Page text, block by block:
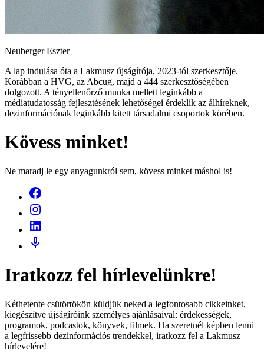
Neuberger Eszter
A lap indulása óta a Lakmusz újságírója, 2023-tól szerkesztője.
Korábban a HVG, az Abcug, majd a 444 szerkesztőségében
dolgozott. A tényellenőrző munka mellett leginkább a
médiatudatosság fejlesztésének lehetőségei érdeklik az álhíreknek,
dezinformációnak leginkább kitett társadalmi csoportok körében.
Kövess minket!
Ne maradj le egy anyagunkról sem, kövess minket máshol is!
Iratkozz fel hírlevelünkre!
Kéthetente csütörtökön küldjük neked a legfontosabb cikkeinket,
kiegészítve újságíróink személyes ajánlásaival: érdekességek,
programok, podcastok, könyvek, filmek. Ha szeretnél képben lenni
a legfrissebb dezinformációs trendekkel, iratkozz fel a Lakmusz
hírlevelére!